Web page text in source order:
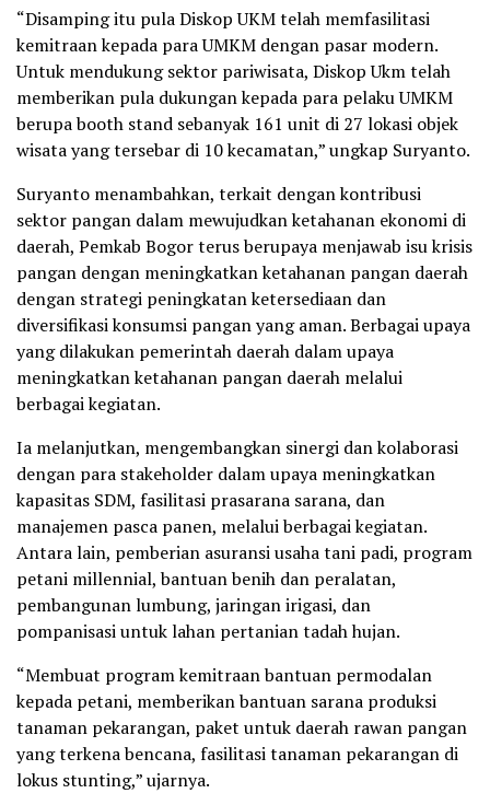
“Disamping itu pula Diskop UKM telah memfasilitasi
kemitraan kepada para UMKM dengan pasar modern.
Untuk mendukung sektor pariwisata, Diskop Ukm telah
memberikan pula dukungan kepada para pelaku UMKM
berupa booth stand sebanyak 161 unit di 27 lokasi objek
wisata yang tersebar di 10 kecamatan,” ungkap Suryanto.
Suryanto menambahkan, terkait dengan kontribusi
sektor pangan dalam mewujudkan ketahanan ekonomi di
daerah, Pemkab Bogor terus berupaya menjawab isu krisis
pangan dengan meningkatkan ketahanan pangan daerah
dengan strategi peningkatan ketersediaan dan
diversifikasi konsumsi pangan yang aman. Berbagai upaya
yang dilakukan pemerintah daerah dalam upaya
meningkatkan ketahanan pangan daerah melalui
berbagai kegiatan.
Ia melanjutkan, mengembangkan sinergi dan kolaborasi
dengan para stakeholder dalam upaya meningkatkan
kapasitas SDM, fasilitasi prasarana sarana, dan
manajemen pasca panen, melalui berbagai kegiatan.
Antara lain, pemberian asuransi usaha tani padi, program
petani millennial, bantuan benih dan peralatan,
pembangunan lumbung, jaringan irigasi, dan
pompanisasi untuk lahan pertanian tadah hujan.
“Membuat program kemitraan bantuan permodalan
kepada petani, memberikan bantuan sarana produksi
tanaman pekarangan, paket untuk daerah rawan pangan
yang terkena bencana, fasilitasi tanaman pekarangan di
lokus stunting,” ujarnya.